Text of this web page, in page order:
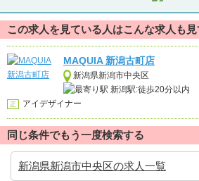
この求人を見ている人はこんな求人も
MAQUIA 新潟古町店
新潟県新潟市中央区
新潟駅:徒歩20分以内
正 アイデザイナー
同じ条件でもう一度検索する
新潟県新潟市中央区の求人一覧